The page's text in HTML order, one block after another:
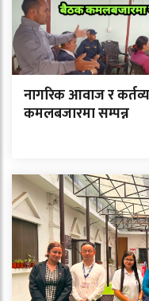
नागरिक आवाज र
कमलबजारमा सम्पन्न